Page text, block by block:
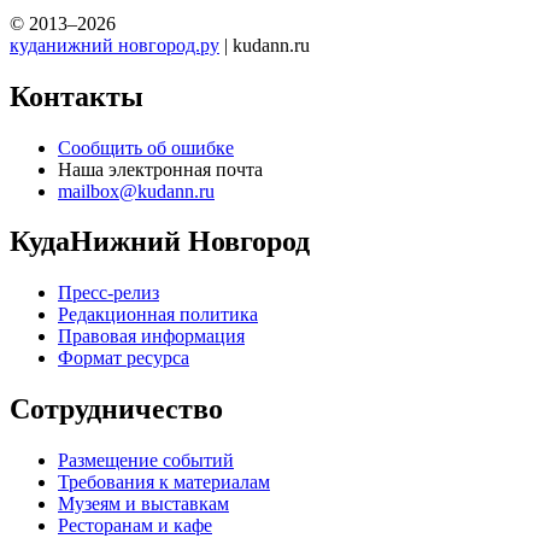
© 2013–2026
куданижний новгород.ру | kudann.ru
Контакты
Сообщить об ошибке
Наша электронная почта
mailbox@kudann.ru
КудаНижний Новгород
Пресс-релиз
Редакционная политика
Правовая информация
Формат ресурса
Сотрудничество
Размещение событий
Требования к материалам
Музеям и выставкам
Ресторанам и кафе